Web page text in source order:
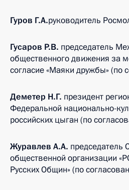
Гуров Г.А.руководитель
Гусаров Р.В. председатель
общественного движения за
согласие «Маяки дружбы» (по
Деметер Н.Г. президент
Федеральной национально-
российских цыган (по
Журавлев А.А. председатель
общественной организации
Русских Общин» (по